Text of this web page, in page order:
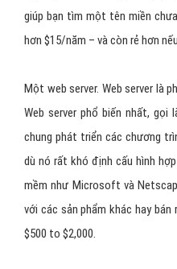
giúp bạn tìm một tên miền
hơn $15/năm – và còn rẻ hơn
Một web server. Web server là
Web server phổ biến nhất, gọi
chung phát triển các chương
dù nó rất khó định cấu hình
mềm như Microsoft và
với các sản phẩm khác hay
$500 to $2,000.